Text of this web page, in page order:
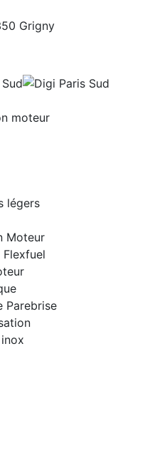
Grigny
moteur
légers
Moteur
Parebrise